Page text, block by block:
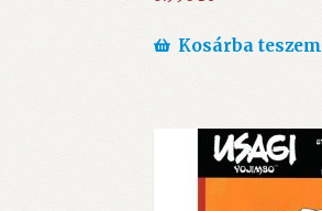
Kosárba teszem